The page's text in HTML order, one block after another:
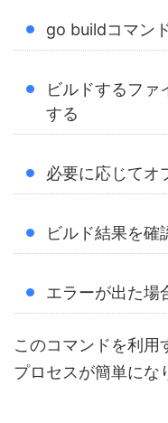
go buildコマン
ビルドするファ
する
必要に応じてオ
ビルド結果を確
エラーが出た場
このコマンドを利用
プロセスが簡単にな